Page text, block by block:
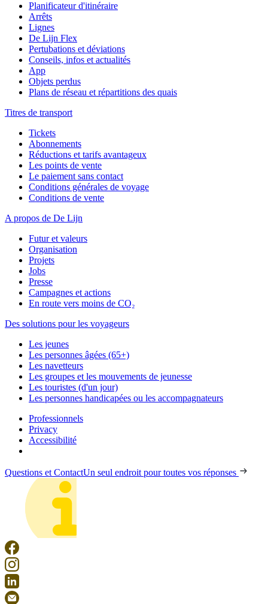
Planificateur d'itinéraire
Arrêts
Lignes
De Lijn Flex
Pertubations et déviations
Conseils, infos et actualités
App
Objets perdus
Plans de réseau et répartitions des quais
Titres de transport
Tickets
Abonnements
Réductions et tarifs avantageux
Les points de vente
Le paiement sans contact
Conditions générales de voyage
Conditions de vente
A propos de De Lijn
Futur et valeurs
Organisation
Projets
Jobs
Presse
Campagnes et actions
En route vers moins de CO₂
Des solutions pour les voyageurs
Les jeunes
Les personnes âgées (65+)
Les navetteurs
Les groupes et les mouvements de jeunesse
Les touristes (d'un jour)
Les personnes handicapées ou les accompagnateurs
Professionnels
Privacy
Accessibilité
Questions et ContactUn seul endroit pour toutes vos réponses